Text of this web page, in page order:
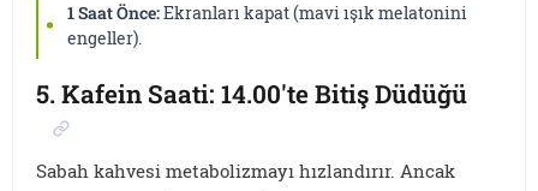
1 Saat Önce:Ekranları kapat (mavi ışık melatonini
engeller).
5. Kafein Saati: 14.00'te Bitiş Düdüğü
Sabah kahvesi metabolizmayı hızlandırır. Ancak